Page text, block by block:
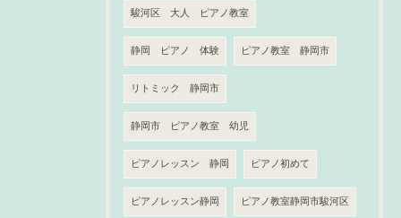
駿河区 大人 ピアノ教室
静岡 ピアノ 体験 ピアノ教室 静岡市
リトミック 静岡市
静岡市 ピアノ教室 幼児
ピアノレッスン 静岡 ピアノ初めて
ピアノレッスン静岡 ピアノ教室静岡市駿河区